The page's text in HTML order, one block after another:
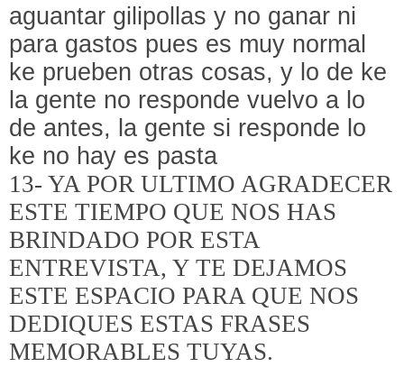
aguantar gilipollas y no ganar ni
para gastos pues es muy normal
ke prueben otras cosas, y lo de ke
la gente no responde vuelvo a lo
de antes, la gente si responde lo
ke no hay es pasta
13- YA POR ULTIMO AGRADECER
ESTE TIEMPO QUE NOS HAS
BRINDADO POR ESTA
ENTREVISTA, Y TE DEJAMOS
ESTE ESPACIO PARA QUE NOS
DEDIQUES ESTAS FRASES
MEMORABLES TUYAS.